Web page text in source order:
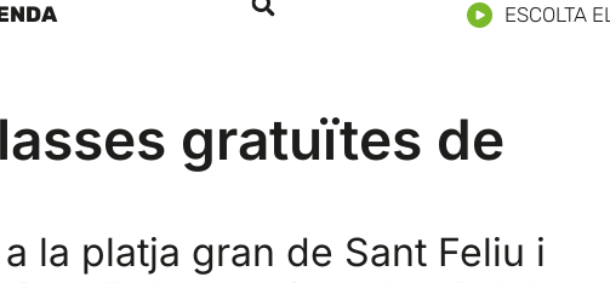
ESCOLTA
gratuïtes de
la platja gran de Sant Feliu i